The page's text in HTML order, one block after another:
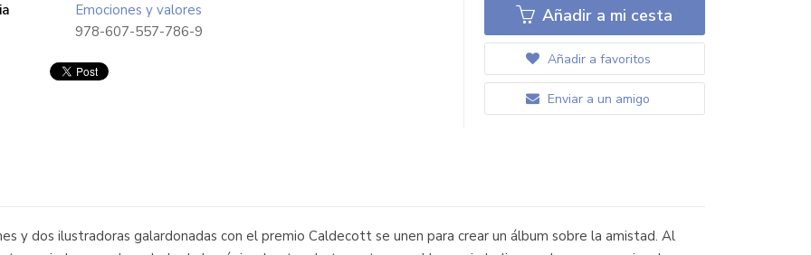
Emociones y valores
978-607-557-786-9
Añadir a mi cesta
Añadir a favoritos
Enviar a un amigo
y dos ilustradoras galardonadas con el premio Caldecott se unen para crear un álbum sobre la amistad. Al